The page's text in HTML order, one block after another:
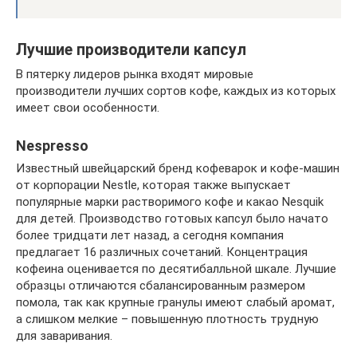
Лучшие производители капсул
В пятерку лидеров рынка входят мировые
производители лучших сортов кофе, каждых из которых
имеет свои особенности.
Nespresso
Известный швейцарский бренд кофеварок и кофе-машин
от корпорации Nestle, которая также выпускает
популярные марки растворимого кофе и какао Nesquik
для детей. Производство готовых капсул было начато
более тридцати лет назад, а сегодня компания
предлагает 16 различных сочетаний. Концентрация
кофеина оценивается по десятибалльной шкале. Лучшие
образцы отличаются сбалансированным размером
помола, так как крупные гранулы имеют слабый аромат,
а слишком мелкие – повышенную плотность трудную
для заваривания.